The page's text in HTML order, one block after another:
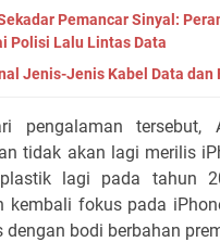
Pemancar Sinyal:
Polisi Lalu Lintas Data
Jenis-Jenis Kabel Data dan
pengalaman tersebut,
tidak akan lagi merilis
lagi pada tahun
kembali fokus pada
dengan bodi berbahan